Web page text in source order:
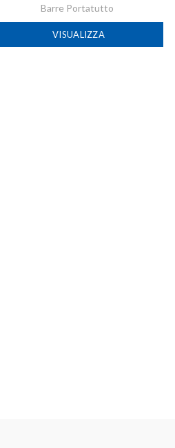
Barre Portatutto
VISUALIZZA